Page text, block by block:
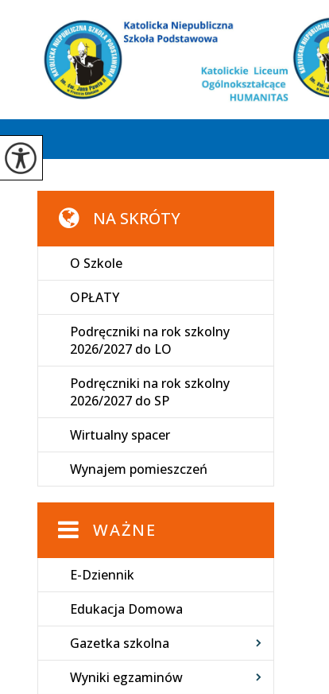
NA SKRÓTY
O Szkole
OPŁATY
Podręczniki na rok szkolny
2026/2027 do LO
Podręczniki na rok szkolny
2026/2027 do SP
Wirtualny spacer
Wynajem pomieszczeń
WAŻNE
E-Dziennik
Edukacja Domowa
Gazetka szkolna
Wyniki egzaminów